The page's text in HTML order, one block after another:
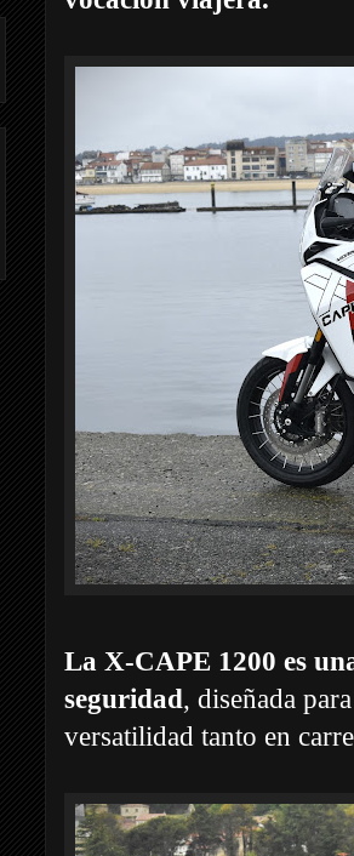
La X-CAPE 1200 es
seguridad, diseñada
versatilidad tanto en